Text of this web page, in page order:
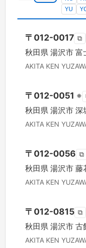
YU
〒 012-0017 ⧉
秋田県 湯沢市 富
AKITA KEN
〒 012-0051 ※
秋田県 湯沢市 深
AKITA KEN
〒 012-0056 ⧉
秋田県 湯沢市 藤
AKITA KEN
〒 012-0815 ⧉
秋田県 湯沢市 古
AKITA KEN